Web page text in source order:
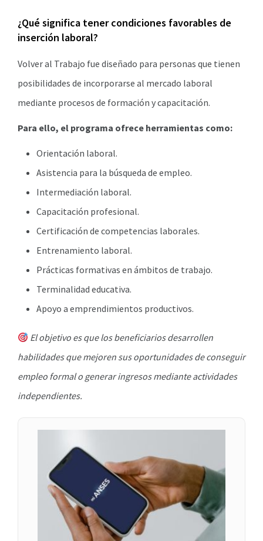
¿Qué significa tener condiciones favorables de
inserción laboral?
Volver al Trabajo fue diseñado para personas que tienen
posibilidades de incorporarse al mercado laboral
mediante procesos de formación y capacitación.
Para ello, el programa ofrece herramientas como:
Orientación laboral.
Asistencia para la búsqueda de empleo.
Intermediación laboral.
Capacitación profesional.
Certificación de competencias laborales.
Entrenamiento laboral.
Prácticas formativas en ámbitos de trabajo.
Terminalidad educativa.
Apoyo a emprendimientos productivos.
El objetivo es que los beneficiarios desarrollen
habilidades que mejoren sus oportunidades de conseguir
empleo formal o generar ingresos mediante actividades
independientes.